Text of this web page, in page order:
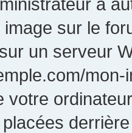
sur le
un serveur
votre